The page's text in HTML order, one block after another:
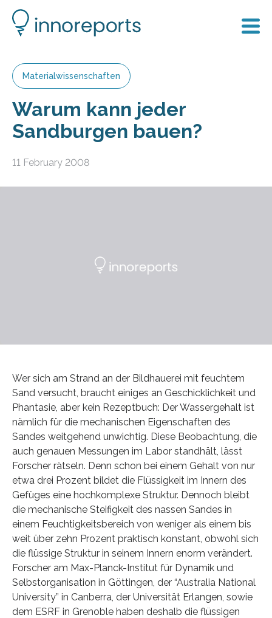
Materialwissenschaften
Warum kann jeder
Sandburgen bauen?
11 February 2008
Wer sich am Strand an der Bildhauerei mit feuchtem
Sand versucht, braucht einiges an Geschicklichkeit und
Phantasie, aber kein Rezeptbuch: Der Wassergehalt ist
nämlich für die mechanischen Eigenschaften des
Sandes weitgehend unwichtig. Diese Beobachtung, die
auch genauen Messungen im Labor standhält, lässt
Forscher rätseln. Denn schon bei einem Gehalt von nur
etwa drei Prozent bildet die Flüssigkeit im Innern des
Gefüges eine hochkomplexe Struktur. Dennoch bleibt
die mechanische Steifigkeit des nassen Sandes in
einem Feuchtigkeitsbereich von weniger als einem bis
weit über zehn Prozent praktisch konstant, obwohl sich
die flüssige Struktur in seinem Innern enorm verändert.
Forscher am Max-Planck-Institut für Dynamik und
Selbstorganisation in Göttingen, der “Australia National
University” in Canberra, der Universität Erlangen, sowie
dem ESRF in Grenoble haben deshalb die flüssigen